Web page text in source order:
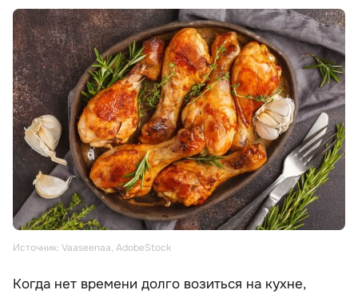
Источник: Vaaseenaa, AdobeStock
Когда нет времени долго возиться на кухне,